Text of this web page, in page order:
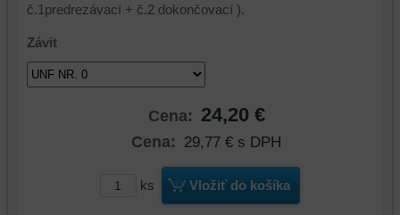
č.1predrezávací + č.2 dokončovací ).
Závit
Cena: 24,20 €
Cena: 29,77 € s DPH
ks Vložiť do košíka